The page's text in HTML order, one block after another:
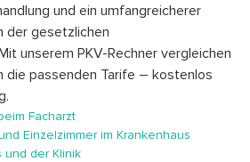
und ein umfangreicherer
der gesetzlichen
unserem PKV-Rechner vergleichen
die passenden Tarife – kostenlos
Facharzt
Einzelzimmer im Krankenhaus
und der Klinik